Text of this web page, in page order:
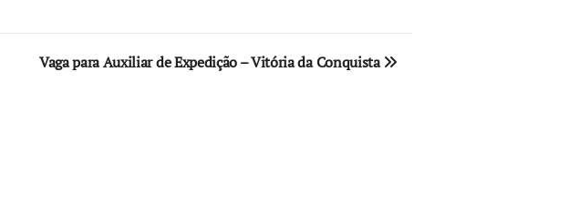
Vaga para Auxiliar de Expedição – Vitória da Conquista